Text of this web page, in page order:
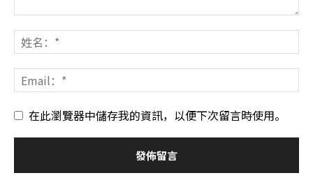
在此瀏覽器中儲存我的資訊，以便下次留言時使用。